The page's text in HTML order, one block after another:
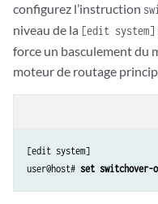
configurez l’instruction
niveau de la [edit system]
force un basculement du
moteur de routage
[edit system]
user@host# set switchover-